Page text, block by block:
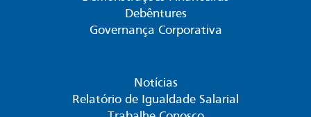
Debêntures
Governança Corporativa
Notícias
Relatório de Igualdade Salarial